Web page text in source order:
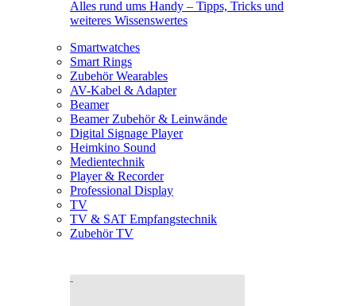
Alles rund ums Handy – Tipps, Tricks und
weiteres Wissenswertes
Smartwatches
Smart Rings
Zubehör Wearables
AV-Kabel & Adapter
Beamer
Beamer Zubehör & Leinwände
Digital Signage Player
Heimkino Sound
Medientechnik
Player & Recorder
Professional Display
TV
TV & SAT Empfangstechnik
Zubehör TV